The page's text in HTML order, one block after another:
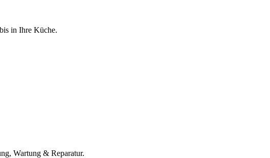
in Ihre Küche.
Wartung & Reparatur.